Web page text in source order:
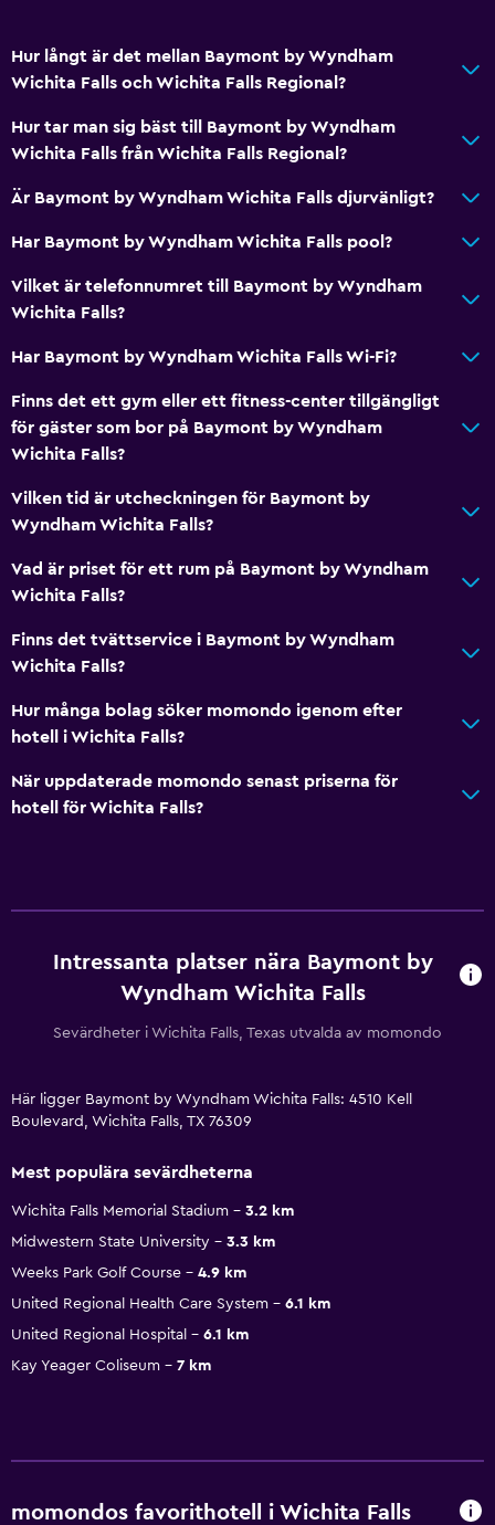
Hur långt är det mellan Baymont by Wyndham
Wichita Falls och Wichita Falls Regional?
Hur tar man sig bäst till Baymont by Wyndham
Wichita Falls från Wichita Falls Regional?
Är Baymont by Wyndham Wichita Falls djurvänligt?
Har Baymont by Wyndham Wichita Falls pool?
Vilket är telefonnumret till Baymont by Wyndham
Wichita Falls?
Har Baymont by Wyndham Wichita Falls Wi-Fi?
Finns det ett gym eller ett fitness-center tillgängligt
för gäster som bor på Baymont by Wyndham
Wichita Falls?
Vilken tid är utcheckningen för Baymont by
Wyndham Wichita Falls?
Vad är priset för ett rum på Baymont by Wyndham
Wichita Falls?
Finns det tvättservice i Baymont by Wyndham
Wichita Falls?
Hur många bolag söker momondo igenom efter
hotell i Wichita Falls?
När uppdaterade momondo senast priserna för
hotell för Wichita Falls?
Intressanta platser nära Baymont by
Wyndham Wichita Falls
Sevärdheter i Wichita Falls, Texas utvalda av momondo
Här ligger Baymont by Wyndham Wichita Falls: 4510 Kell
Boulevard, Wichita Falls, TX 76309
Mest populära sevärdheterna
Wichita Falls Memorial Stadium
3.2 km
Midwestern State University
3.3 km
Weeks Park Golf Course
4.9 km
United Regional Health Care System
6.1 km
United Regional Hospital
6.1 km
Kay Yeager Coliseum
7 km
momondos favorithotell i Wichita Falls